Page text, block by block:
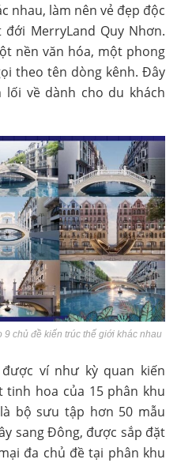
nhau, làm nên vẻ đẹp độc
MerryLand Quy Nhơn.
nền văn hóa, một phong
theo tên dòng kênh. Đây
lối về dành cho du khách
chủ đề kiến trúc thế giới khác nhau
ví như kỳ quan kiến
hoa của 15 phân khu
bộ sưu tập hơn 50 mẫu
sang Đông, được sắp đặt
đa chủ đề tại phân khu